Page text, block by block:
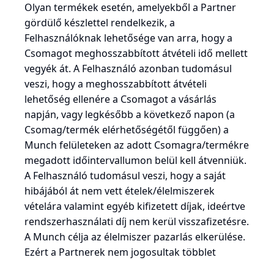
Olyan termékek esetén, amelyekből a Partner
gördülő készlettel rendelkezik, a
Felhasználóknak lehetősége van arra, hogy a
Csomagot meghosszabbított átvételi idő mellett
vegyék át. A Felhasználó azonban tudomásul
veszi, hogy a meghosszabbított átvételi
lehetőség ellenére a Csomagot a vásárlás
napján, vagy legkésőbb a következő napon (a
Csomag/termék elérhetőségétől függően) a
Munch felületeken az adott Csomagra/termékre
megadott időintervallumon belül kell átvenniük.
A Felhasználó tudomásul veszi, hogy a saját
hibájából át nem vett ételek/élelmiszerek
vételára valamint egyéb kifizetett díjak, ideértve
rendszerhasználati díj nem kerül visszafizetésre.
A Munch célja az élelmiszer pazarlás elkerülése.
Ezért a Partnerek nem jogosultak többlet